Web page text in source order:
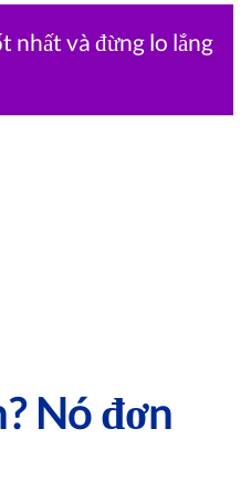
nhất và đừng lo lắng
Nó đơn